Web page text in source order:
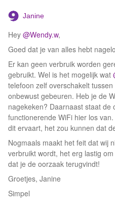
Janine
Hey @Wendy.w,
Goed dat je van alles hebt
Er kan geen verbruik worden
gebruikt. Wel is het mogelijk wat
telefoon zelf overschakelt
onbewust gebeuren. Heb je de
nagekeken? Daarnaast staat de
functionerende WiFi hier los
dit ervaart, het zou kunnen dat
Nogmaals maakt het feit dat wij
verbruikt wordt, het erg lastig
dat je de oorzaak terugvindt!
Groetjes, Janine
Simpel